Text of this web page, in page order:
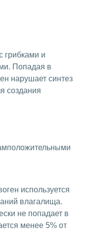
грибками и
Попадая в
нарушает синтез
создания
используется
влагалища.
не попадает в
менее 5% от